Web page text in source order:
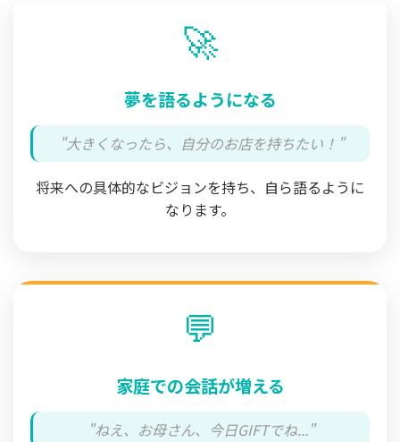
🚀
夢を語るようになる
"大きくなったら、自分のお店を持ちたい！"
将来への具体的なビジョンを持ち、自ら語るように
なります。
💬
家庭での会話が増える
"ねえ、お母さん、今日GIFTでね..."